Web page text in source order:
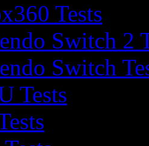
Tests
Switch 2
Switch
Tests